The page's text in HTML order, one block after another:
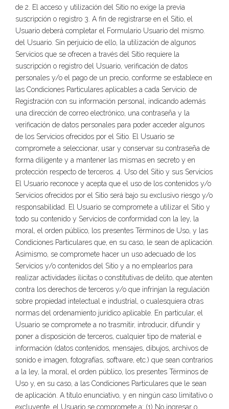
de 2. El acceso y utilización del Sitio no exige la previa
suscripción o registro 3. A fin de registrarse en el Sitio, el
Usuario deberá completar el Formulario Usuario del mismo.
del Usuario. Sin perjuicio de ello, la utilización de algunos
Servicios que se ofrecen a través del Sitio requiere la
suscripción o registro del Usuario, verificación de datos
personales y/o el pago de un precio, conforme se establece en
las Condiciones Particulares aplicables a cada Servicio. de
Registración con su información personal, indicando además
una dirección de correo electrónico, una contraseña y la
verificación de datos personales para poder acceder algunos
de los Servicios ofrecidos por el Sitio. El Usuario se
compromete a seleccionar, usar y conservar su contraseña de
forma diligente y a mantener las mismas en secreto y en
protección respecto de terceros. 4. Uso del Sitio y sus Servicios
El Usuario reconoce y acepta que el uso de los contenidos y/o
Servicios ofrecidos por el Sitio será bajo su exclusivo riesgo y/o
responsabilidad. El Usuario se compromete a utilizar el Sitio y
todo su contenido y Servicios de conformidad con la ley, la
moral, el orden público, los presentes Términos de Uso, y las
Condiciones Particulares que, en su caso, le sean de aplicación.
Asimismo, se compromete hacer un uso adecuado de los
Servicios y/o contenidos del Sitio y a no emplearlos para
realizar actividades ilícitas o constitutivas de delito, que atenten
contra los derechos de terceros y/o que infrinjan la regulación
sobre propiedad intelectual e industrial, o cualesquiera otras
normas del ordenamiento jurídico aplicable. En particular, el
Usuario se compromete a no trasmitir, introducir, difundir y
poner a disposición de terceros, cualquier tipo de material e
información (datos contenidos, mensajes, dibujos, archivos de
sonido e imagen, fotografías, software, etc.) que sean contrarios
a la ley, la moral, el orden público, los presentes Términos de
Uso y, en su caso, a las Condiciones Particulares que le sean
de aplicación. A título enunciativo, y en ningún caso limitativo o
excluyente, el Usuario se compromete a: (1) No ingresar o